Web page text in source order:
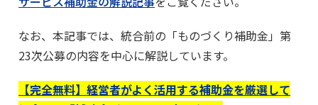
なお、本記事では、統合前の「ものづくり補助金」第
23次公募の内容を中心に解説しています。
【完全無料】経営者がよく活用する補助金を厳選して